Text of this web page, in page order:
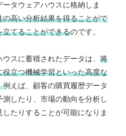
タウェアハウスに格納しま
の高い分析結果を得ることがで
立てることができるのです。
スに蓄積されたデータは、 将
立つ機械学習といった高度な
例えば、顧客の購買履歴データ
したり、市場の動向を分析し
たりすることが可能になりま